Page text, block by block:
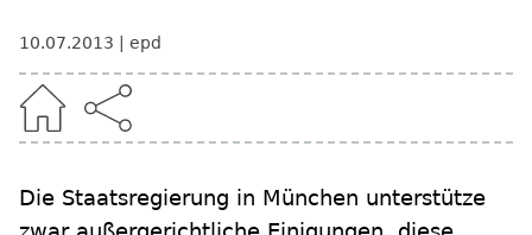
10.07.2013 epd
Die Staatsregierung in München unterstütze